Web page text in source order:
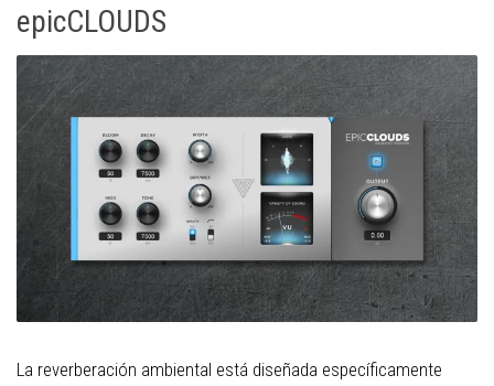
epicCLOUDS
La reverberación ambiental está diseñada específicamente